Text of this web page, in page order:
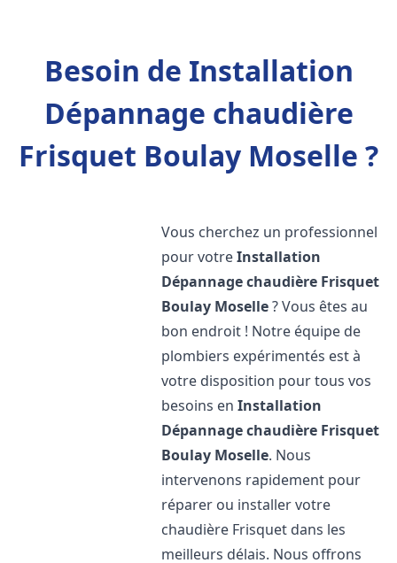
Besoin de Installation
Dépannage chaudière
Frisquet Boulay Moselle ?
Vous cherchez un professionnel
pour votreInstallation
Dépannage chaudière Frisquet
Boulay Moselle? Vous êtes au
bon endroit ! Notre équipe de
plombiers expérimentés est à
votre disposition pour tous vos
besoins enInstallation
Dépannage chaudière Frisquet
Boulay Moselle. Nous
intervenons rapidement pour
réparer ou installer votre
chaudière Frisquet dans les
meilleurs délais. Nous offrons